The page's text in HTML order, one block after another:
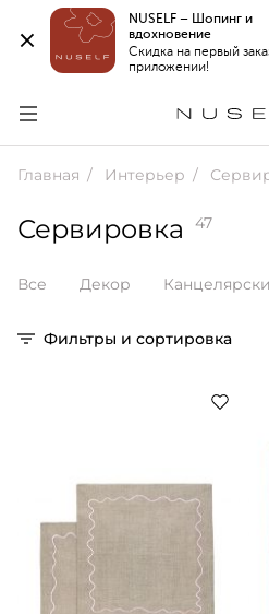
NUSELF – Шопинг и
вдохновение
Скидка на первый
приложении!
Главная Интерьер
Сервировка 47
Все Декор
Фильтры и сортировка